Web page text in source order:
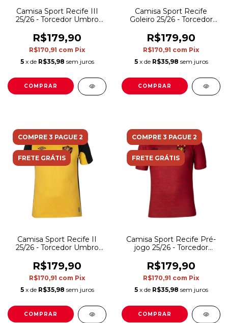
Camisa Sport Recife III
25/26 - Torcedor Umbro
R$179,90
R$170,91 com Pix
5 x de R$35,98 sem juros
COMPRAR
Camisa Sport Recife
Goleiro 25/26 - Torcedor
R$179,90
R$170,91 com Pix
5 x de R$35,98 sem juros
COMPRAR
COMPRE 3 PAGUE 2
FRETE GRÁTIS
Camisa Sport Recife II
25/26 - Torcedor Umbro
preta
R$179,90
R$170,91 com Pix
5 x de R$35,98 sem juros
COMPRAR
COMPRE 3 PAGUE 2
FRETE GRÁTIS
Camisa Sport Recife Pré-
jogo 25/26 - Torcedor
Vermelha
R$179,90
R$170,91 com Pix
5 x de R$35,98 sem juros
COMPRAR